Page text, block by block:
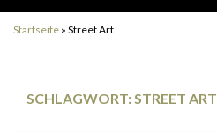
Startseite » Street Art
SCHLAGWORT:STREET ART